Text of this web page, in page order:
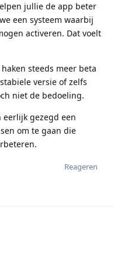
jullie de app beter
een systeem waarbij
activeren. Dat voelt
steeds meer beta
versie of zelfs
niet de bedoeling.
gezegd een
om te gaan die
Reageren